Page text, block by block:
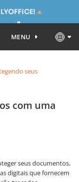
MENU
seus
com uma
seus documentos,
digitais que fornecem